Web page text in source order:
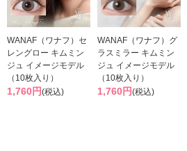
WANAF（ワナフ）セ
レングロー キムミン
ジュ イメージモデル
（10枚入り）
1,760円(税込)
WANAF（ワナフ）グ
ラスミラー キムミン
ジュ イメージモデル
（10枚入り）
1,760円(税込)